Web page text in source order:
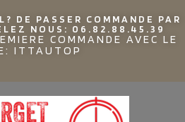
DE PASSER COMMANDE PAR
NOUS: 06.82.88.45.39
COMMANDE AVEC LE
ITTAUTOP